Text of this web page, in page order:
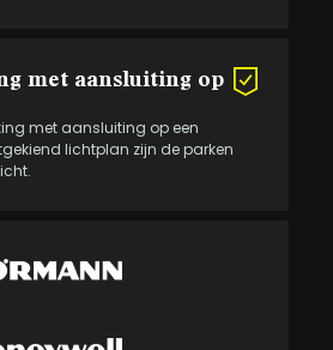
met aansluiting op
met aansluiting op een
lichtplan zijn de parken